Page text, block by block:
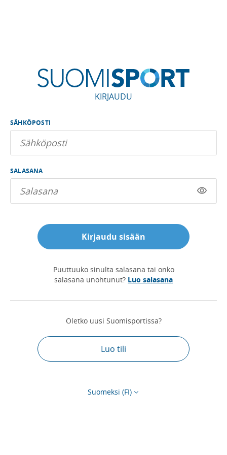
KIRJAUDU
SÄHKÖPOSTI
SALASANA
Kirjaudu sisään
Puuttuuko sinulta salasana tai onko
salasana unohtunut? Luo salasana
Oletko uusi Suomisportissa?
Luo tili
Suomeksi (FI)